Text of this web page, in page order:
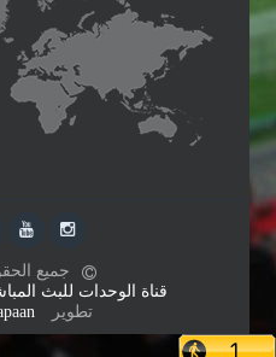
جميع
قناة الوحدات للبث
تطوير